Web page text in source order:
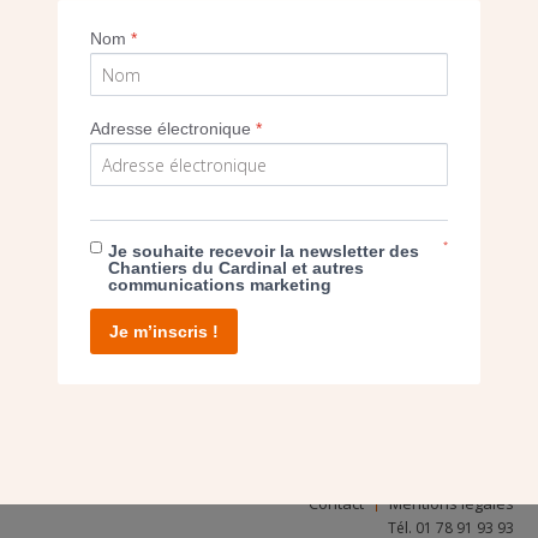
SEUL VOTRE DON
NOUS PERMET D’AGIR
FAIRE UN DON
Contact Mentions légales
Tél. 01 78 91 93 93
Nom*
Adresse électronique*
Je souhaite recevoir la newsletter des
Chantiers du Cardinal et autres
communications marketing
*
Je m’inscris !